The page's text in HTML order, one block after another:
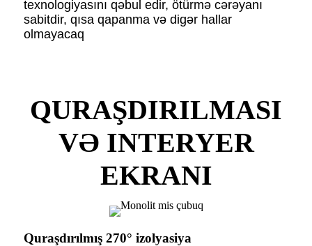
texnologiyasını qəbul edir, ötürmə cərəyanı
sabitdir, qısa qapanma və digər hallar
olmayacaq
QURAŞDIRILMASI
VƏ INTERYER
EKRANI
Quraşdırılmış 270° izolyasiya